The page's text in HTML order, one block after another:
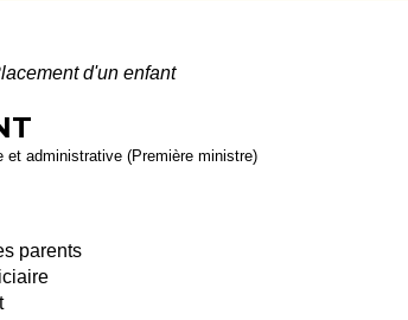
d'un enfant
et administrative (Première ministre)
parents